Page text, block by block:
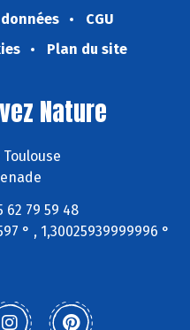
CGU
Plan du site
Nature
62 79 59 48
° , 1,30025939999996 °